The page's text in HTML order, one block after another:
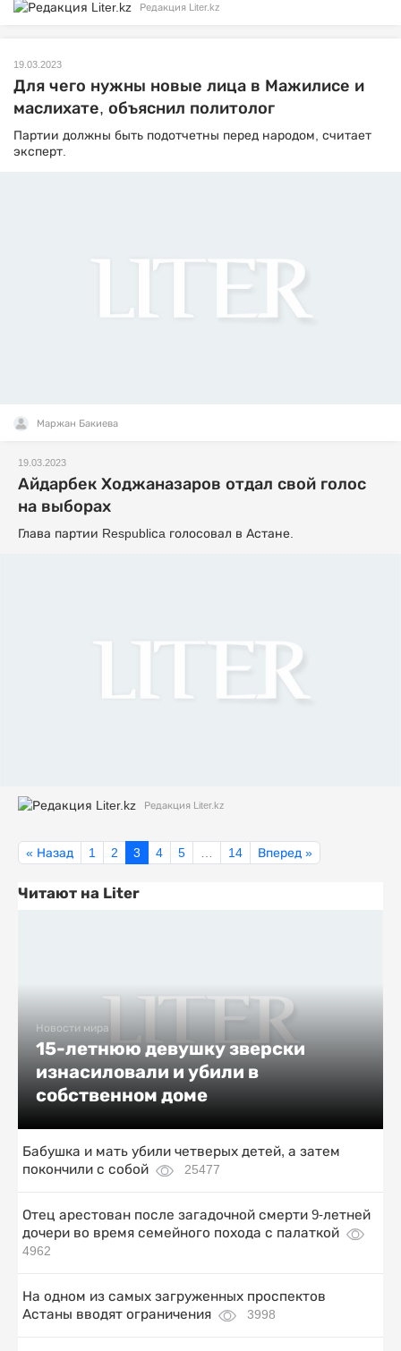
Редакция Liter.kz
19.03.2023
Для чего нужны новые лица в Мажилисе и
маслихате, объяснил политолог
Партии должны быть подотчетны перед народом, считает
эксперт.
Маржан Бакиева
19.03.2023
Айдарбек Ходжаназаров отдал свой голос
на выборах
Глава партии Respubliсa голосовал в Астане.
Редакция Liter.kz
« Назад 1 2 3 4 5 14 Вперед »
Читают на Liter
Новости мира
15-летнюю девушку зверски
изнасиловали и убили в
собственном доме
Бабушка и мать убили четверых детей, а затем
покончили с собой
25477
Отец арестован после загадочной смерти 9-летней
дочери во время семейного похода с палаткой
4962
На одном из самых загруженных проспектов
Астаны вводят ограничения
3998